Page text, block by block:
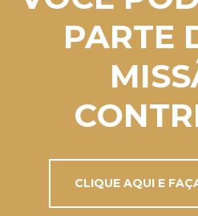
PARTE
CLIQUE AQUI E